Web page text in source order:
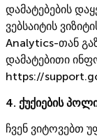
დამატებების
ვებსაიტის
Analytics-თან
დამატებითი
https://
4. ქუქიების
ჩვენ